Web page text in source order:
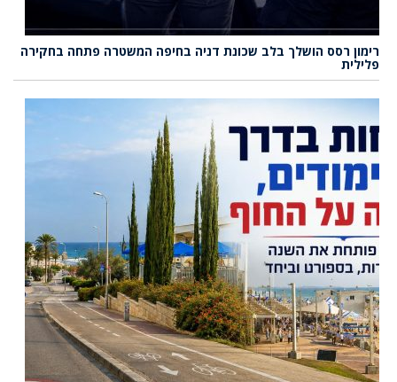
רימון רסס הושלך בלב שכונת דניה בחיפה המשטרה פתחה בחקירה
פלילית